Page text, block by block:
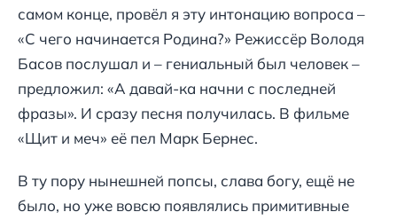
самом конце, провёл я эту интонацию вопроса –
«С чего начинается Родина?» Режиссёр Володя
Басов послушал и – гениальный был человек –
предложил: «А давай-ка начни с последней
фразы». И сразу песня получилась. В фильме
«Щит и меч» её пел Марк Бернес.
В ту пору нынешней попсы, слава богу, ещё не
было, но уже вовсю появлялись примитивные